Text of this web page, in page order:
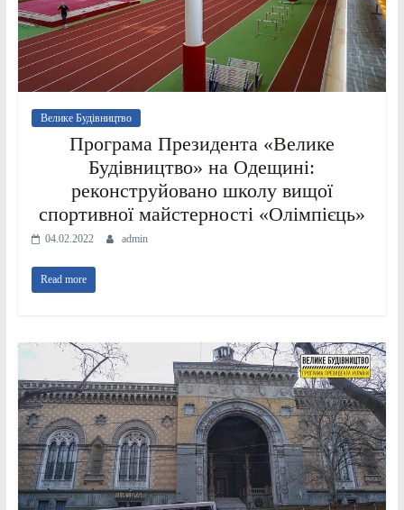
Велике Будівництво
Програма Президента «Велике
Будівництво» на Одещині:
реконструйовано школу вищої
спортивної майстерності «Олімпієць»
04.02.2022 admin
Read more